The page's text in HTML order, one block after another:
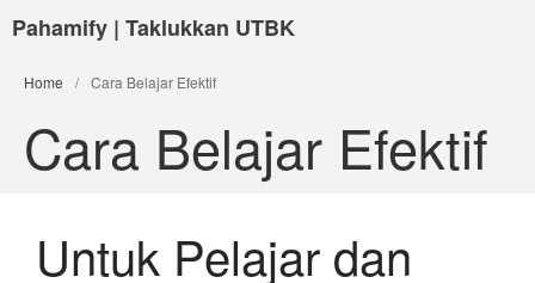
Pahamify | Taklukkan UTBK
Home / Cara Belajar Efektif
Cara Belajar Efektif
Untuk Pelajar dan